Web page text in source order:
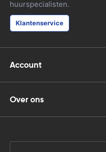
huurspecialisten.
Klantenservice
Account
Over ons